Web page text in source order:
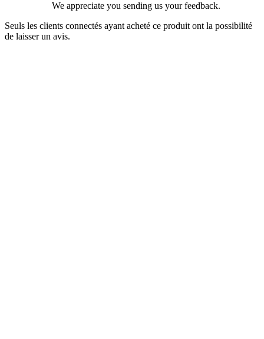
We appreciate you sending us your feedback.
Seuls les clients connectés ayant acheté ce produit ont la possibilité
de laisser un avis.